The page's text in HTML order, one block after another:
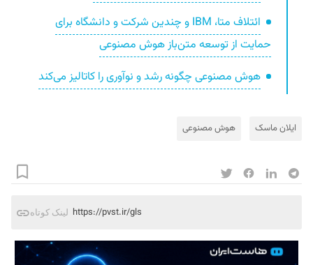
ائتلاف متا، IBM و چندین شرکت و دانشگاه برای
حمایت از توسعه متن‌باز هوش مصنوعی
هوش مصنوعی چگونه رشد و نوآوری را کاتالیز می‌کند
ایلان ماسک هوش مصنوعی
لینک کوتاه https://pvst.ir/gls